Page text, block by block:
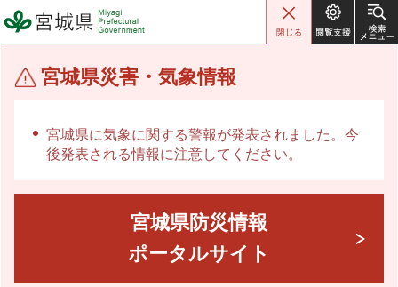
宮城県 Miyagi Prefectural
Government
宮城県災害・気象情報
宮城県に気象に関する警報が発表されました。今
後発表される情報に注意してください。
宮城県防災情報
ポータルサイト